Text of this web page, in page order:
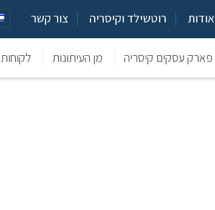
אודות רוטשילד וקיסריה צור קשר
פארק עסקים קיסריה מן העיתונות לקוחות